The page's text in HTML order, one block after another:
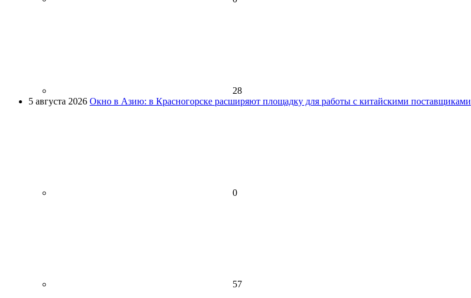
28
5 августа 2026 Окно в Азию: в Красногорске расширяют площадку для работы с китайскими поставщиками
0
57